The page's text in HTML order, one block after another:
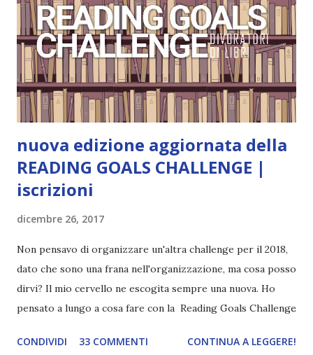
Trama: “Si chiama Michael Crist. È il fratello maggiore del
mio ragazzo ed è come quei film dell'orrore che guardi
coprendoti gli occhi. È bellissimo, forte, e assolutamente
terrificante. Non mi vede neppure. Ma io l'ho notato. L'ho
visto, l'ho sentito. Le cose che ha fatto, i misfatti ch...
nuova edizione aggiornata della
READING GOALS CHALLENGE |
iscrizioni
dicembre 26, 2017
Non pensavo di organizzare un'altra challenge per il 2018,
dato che sono una frana nell'organizzazione, ma cosa posso
dirvi? Il mio cervello ne escogita sempre una nuova. Ho
pensato a lungo a cosa fare con la Reading Goals Challenge
ho scoperto che anche alcuni di voi avrebbero fatto così,
CONDIVIDI 33 COMMENTI CONTINUA A LEGGERE!